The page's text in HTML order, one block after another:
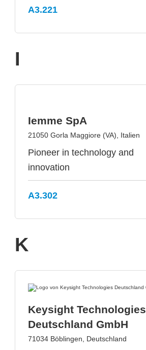
A3.221
I
Iemme SpA
21050 Gorla Maggiore (VA), Italien
Pioneer in technology and
innovation
A3.302
K
Keysight Technologies
Deutschland GmbH
71034 Böblingen, Deutschland